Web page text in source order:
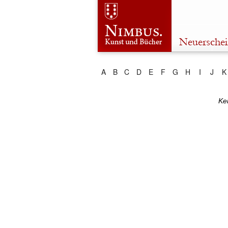
A B C D E F G H I J K